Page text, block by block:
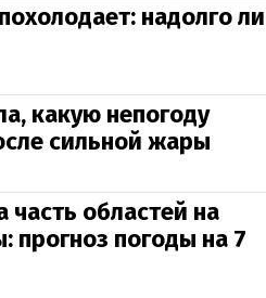
надолго ли
какую непогоду
сильной жары
областей на
погоды на 7